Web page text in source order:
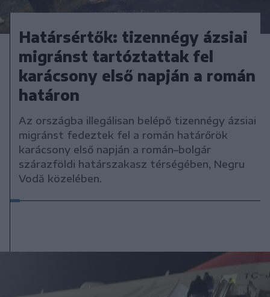
Határsértők: tizennégy ázsiai
migránst tartóztattak fel
karácsony első napján a román
határon
Az országba illegálisan belépő tizennégy ázsiai
migránst fedeztek fel a román határőrök
karácsony első napján a román–bolgár
szárazföldi határszakasz térségében, Negru
Vodă közelében.